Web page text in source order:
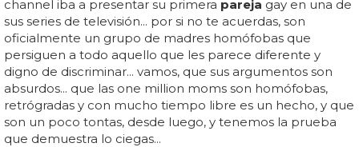
channel iba a presentar su primera pareja gay en una de
sus series de televisión... por si no te acuerdas, son
oficialmente un grupo de madres homófobas que
persiguen a todo aquello que les parece diferente y
digno de discriminar... vamos, que sus argumentos son
absurdos... que las one million moms son homófobas,
retrógradas y con mucho tiempo libre es un hecho, y que
son un poco tontas, desde luego, y tenemos la prueba
que demuestra lo ciegas...